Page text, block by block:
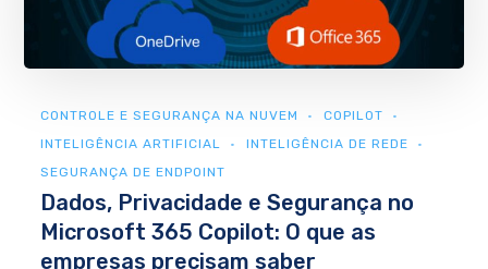
CONTROLE E SEGURANÇA NA NUVEM
COPILOT
INTELIGÊNCIA ARTIFICIAL
INTELIGÊNCIA DE REDE
SEGURANÇA DE ENDPOINT
Dados, Privacidade e Segurança no
Microsoft 365 Copilot: O que as
empresas precisam saber